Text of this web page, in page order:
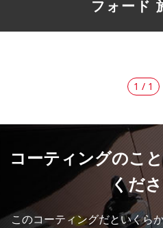
フォード
1 / 1
コーティングのこ
くだ
このコーティングだといく